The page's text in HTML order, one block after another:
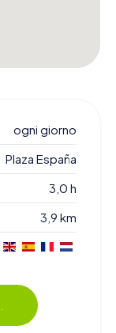
ogni giorno
Plaza España
3,0 h
3,9 km